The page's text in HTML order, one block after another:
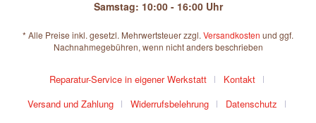
Samstag: 10:00 - 16:00 Uhr
* Alle Preise inkl. gesetzl. Mehrwertsteuer zzgl. Versandkosten und ggf.
Nachnahmegebühren, wenn nicht anders beschrieben
Reparatur-Service in eigener Werkstatt
Kontakt
Versand und Zahlung
Widerrufsbelehrung
Datenschutz